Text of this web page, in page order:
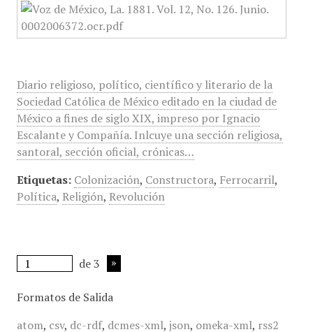
Diario religioso, político, científico y literario de la
Sociedad Católica de México editado en la ciudad de
México a fines de siglo XIX, impreso por Ignacio
Escalante y Compañía. Inlcuye una sección religiosa,
santoral, sección oficial, crónicas…
Etiquetas: Colonización, Constructora, Ferrocarril,
Política, Religión, Revolución
de 3
Formatos de Salida
atom, csv, dc-rdf, dcmes-xml, json, omeka-xml, rss2